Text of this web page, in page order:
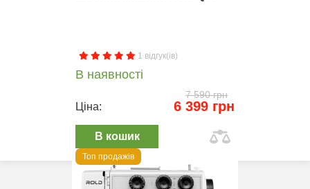
1 відгук(ів)
В наявності
7 590 грн
Ціна: 6 399 грн
В кошик
Топ продажів